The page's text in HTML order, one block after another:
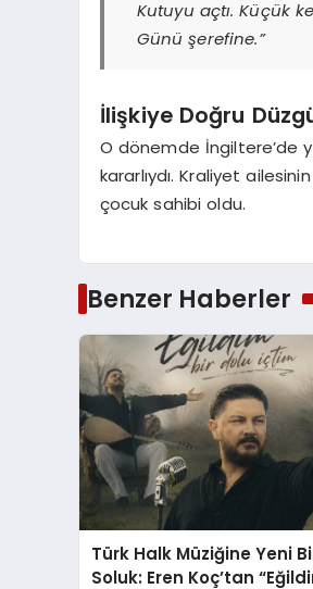
Kutuyu açtı. Küçük
Günü şerefine.”
İlişkiye Doğru
O dönemde İngiltere’de
kararlıydı. Kraliyet
çocuk sahibi oldu.
Benzer Haberler
Türk Halk Müziğine Yeni
Soluk: Eren Koç’tan